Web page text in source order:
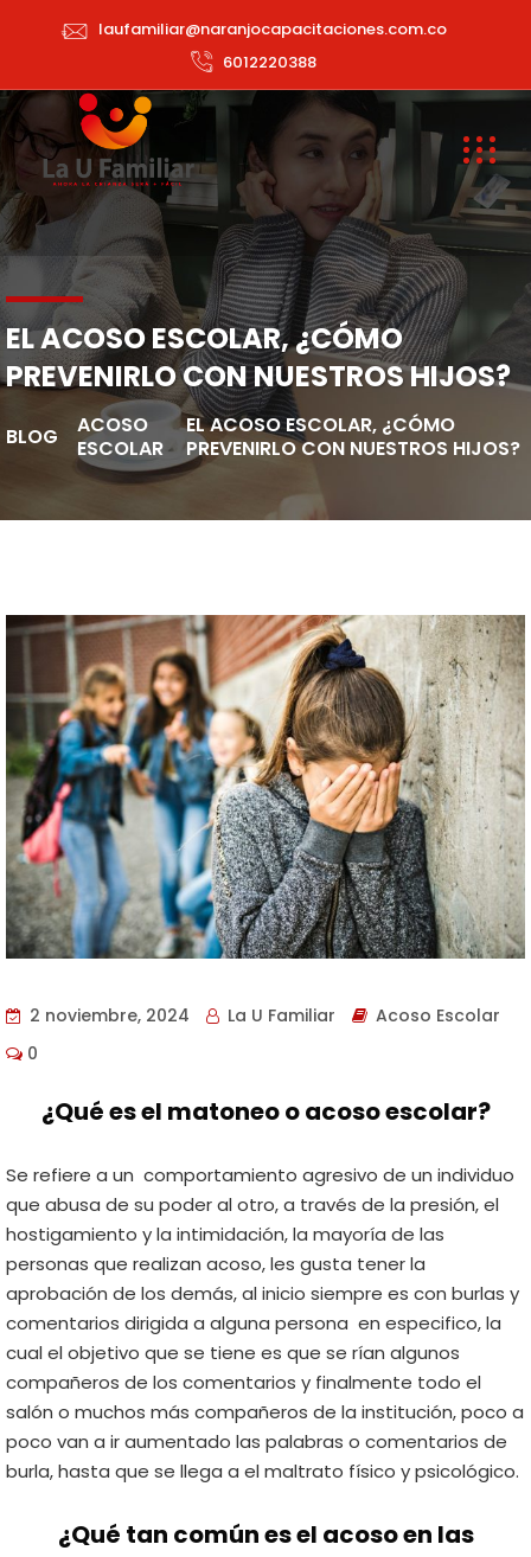
laufamiliar@naranjocapacitaciones.com.co
6012220388
EL ACOSO ESCOLAR, ¿CÓMO
PREVENIRLO CON NUESTROS HIJOS?
BLOG
ACOSO
ESCOLAR
EL ACOSO ESCOLAR, ¿CÓMO
PREVENIRLO CON NUESTROS HIJOS?
2 noviembre, 2024 La U Familiar
Acoso Escolar
0
¿Qué es el matoneo o acoso escolar?
Se refiere a un comportamiento agresivo de un individuo
que abusa de su poder al otro, a través de la presión, el
hostigamiento y la intimidación, la mayoría de las
personas que realizan acoso, les gusta tener la
aprobación de los demás, al inicio siempre es con burlas y
comentarios dirigida a alguna persona en especifico, la
cual el objetivo que se tiene es que se rían algunos
compañeros de los comentarios y finalmente todo el
salón o muchos más compañeros de la institución, poco a
poco van a ir aumentado las palabras o comentarios de
burla, hasta que se llega a el maltrato físico y psicológico.
¿Qué tan común es el acoso en las